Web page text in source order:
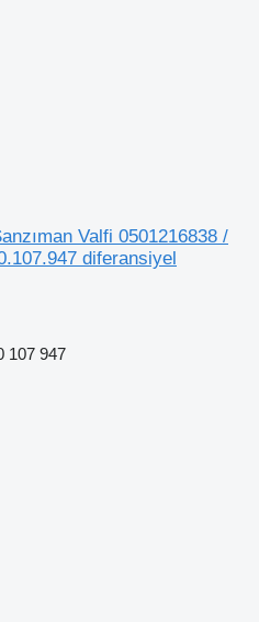
Valfi 0501216838 /
diferansiyel
107 947